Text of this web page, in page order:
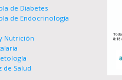
de Diabetes
de Endocrinología
Nutrición
de Salud